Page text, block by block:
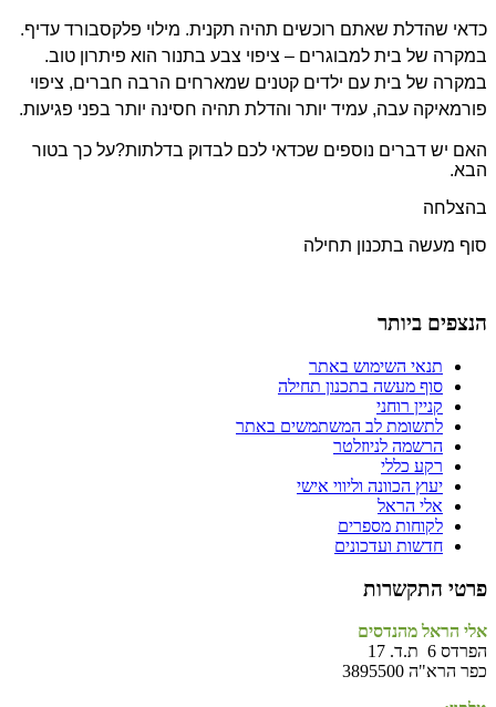
כדאי שהדלת שאתם רוכשים תהיה תקנית. מילוי פלקסבורד עדיף.
במקרה של בית למבוגרים – ציפוי צבע בתנור הוא פיתרון טוב.
במקרה של בית עם ילדים קטנים שמארחים הרבה חברים, ציפוי
פורמאיקה עבה, עמיד יותר והדלת תהיה חסינה יותר בפני פגיעות.
האם יש דברים נוספים שכדאי לכם לבדוק בדלתות?על כך בטור
הבא.
בהצלחה
סוף מעשה בתכנון תחילה
הנצפים ביותר
תנאי השימוש באתר
סוף מעשה בתכנון תחילה
קניין רוחני
לתשומת לב המשתמשים באתר
הרשמה לניוזלטר
רקע כללי
יעוץ הכוונה וליווי אישי
אלי הראל
לקוחות מספרים
חדשות ועדכונים
פרטי התקשרות
אלי הראל מהנדסים
הפרדס 6 ת.ד. 17
כפר הרא"ה 3895500